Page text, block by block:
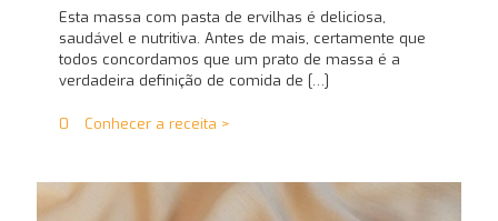
Esta massa com pasta de ervilhas é deliciosa,
saudável e nutritiva. Antes de mais, certamente que
todos concordamos que um prato de massa é a
verdadeira definição de comida de […]
0 Conhecer a receita >